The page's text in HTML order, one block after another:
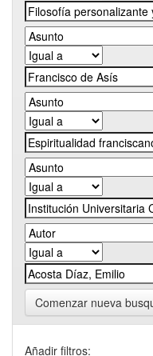
Comenzar nueva
Añadir filtros: